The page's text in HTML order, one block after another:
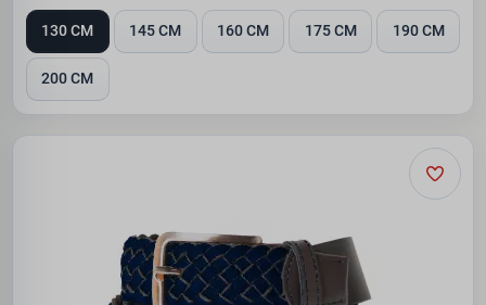
130 CM 145 CM 160 CM 175 CM 190 CM
200 CM